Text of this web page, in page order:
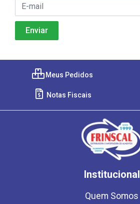
Meus Pedidos
Notas Fiscais
Institucional
Quem Somos